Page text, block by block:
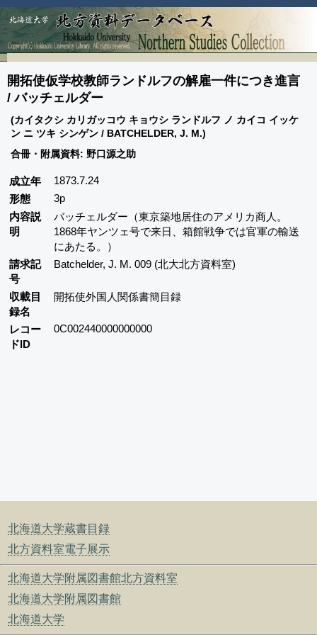
北海道大学蔵書目録
北方資料室電子展示
北海道大学附属図書館北方資料室
北海道大学附属図書館
北海道大学
開拓使仮学校教師ランドルフの解雇一件につき進言
/ バッチェルダー
(カイタクシ カリガッコウ キョウシ ランドルフ ノ カイコ イッケ
ン ニ ツキ シンゲン / BATCHELDER, J. M.)
合冊・附属資料: 野口源之助
成立年
1873.7.24
形態
3p
内容説
明
バッチェルダー（東京築地居住のアメリカ商人。
1868年ヤンツェ号で来日、箱館戦争では官軍の輸送
にあたる。）
請求記
号
Batchelder, J. M. 009 (北大北方資料室)
収載目
録名
開拓使外国人関係書簡目録
レコー
ドID
0C002440000000000